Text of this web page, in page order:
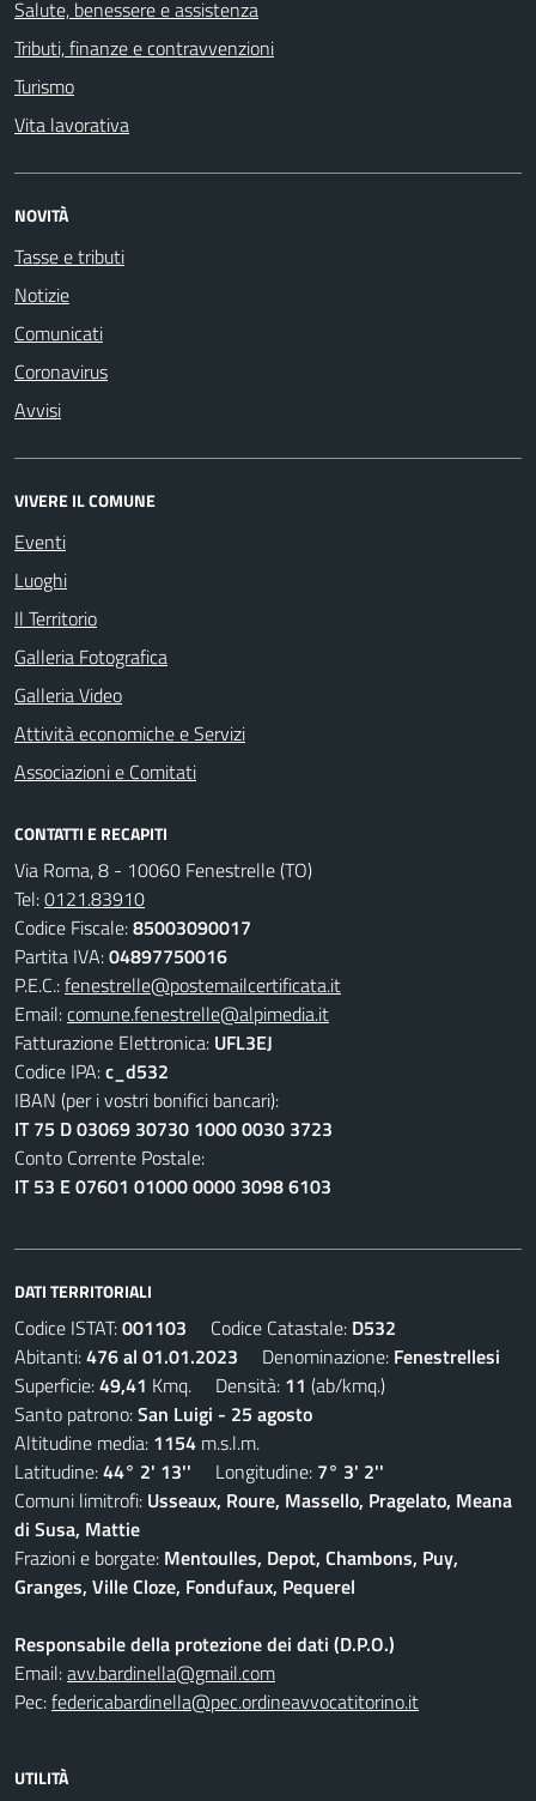
Salute, benessere e assistenza
Tributi, finanze e contravvenzioni
Turismo
Vita lavorativa
NOVITÀ
Tasse e tributi
Notizie
Comunicati
Coronavirus
Avvisi
VIVERE IL COMUNE
Eventi
Luoghi
Il Territorio
Galleria Fotografica
Galleria Video
Attività economiche e Servizi
Associazioni e Comitati
CONTATTI E RECAPITI
Via Roma, 8 - 10060 Fenestrelle (TO)
Tel:0121.83910
Codice Fiscale:85003090017
Partita IVA:04897750016
P.E.C.:fenestrelle@postemailcertificata.it
Email:comune.fenestrelle@alpimedia.it
Fatturazione Elettronica: UFL3EJ
Codice IPA:c_d532
IBAN (per i vostri bonifici bancari):
IT 75 D 03069 30730 1000 0030 3723
Conto Corrente Postale:
IT 53 E 07601 01000 0000 3098 6103
DATI TERRITORIALI
Codice ISTAT:001103 Codice Catastale: D532
Abitanti:476 al 01.01.2023 Denominazione: Fenestrellesi
Superficie:49,41 Kmq. Densità: 11 (ab/kmq.)
Santo patrono:San Luigi - 25 agosto
Altitudine media: 1154 m.s.l.m.
Latitudine:44° 2' 13'' Longitudine: 7° 3' 2''
Comuni limitrofi: Usseaux, Roure, Massello, Pragelato, Meana
di Susa, Mattie
Frazioni e borgate: Mentoulles, Depot, Chambons, Puy,
Granges, Ville Cloze, Fondufaux, Pequerel
Responsabile della protezione dei dati (D.P.O.)
Email:avv.bardinella@gmail.com
Pec:federicabardinella@pec.ordineavvocatitorino.it
UTILITÀ